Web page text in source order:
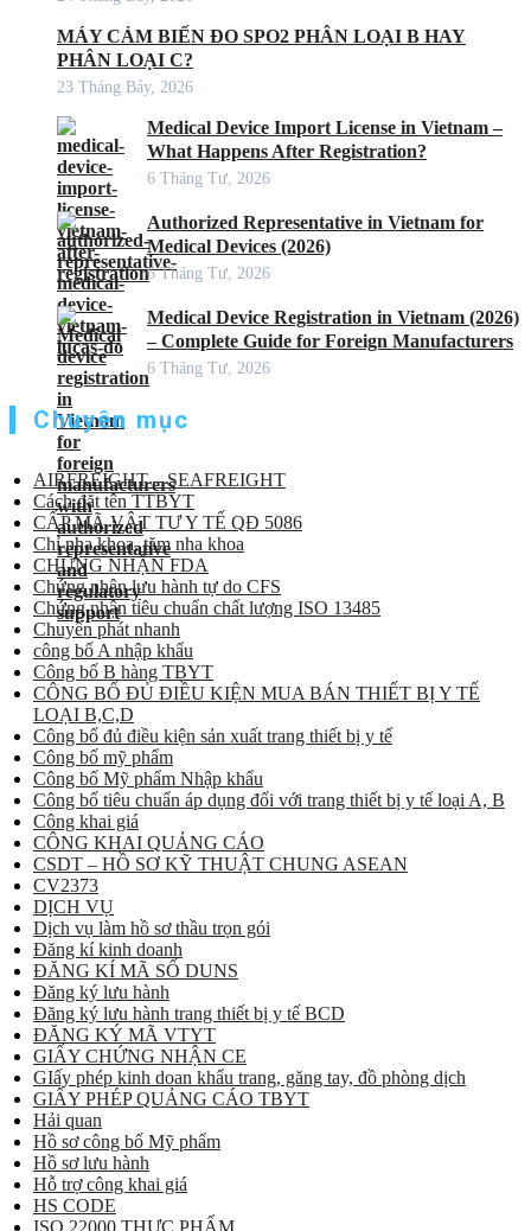
MÁY CẢM BIẾN ĐO SPO2 PHÂN LOẠI B HAY
PHÂN LOẠI C?
23 Tháng Bảy, 2026
Medical Device Import License in Vietnam –
What Happens After Registration?
6 Tháng Tư, 2026
Authorized Representative in Vietnam for
Medical Devices (2026)
6 Tháng Tư, 2026
Medical Device Registration in Vietnam (2026)
– Complete Guide for Foreign Manufacturers
6 Tháng Tư, 2026
Chuyên mục
AIRFREIGHT – SEAFREIGHT
Cách đặt tên TTBYT
CẤP MÃ VẬT TƯ Y TẾ QĐ 5086
Chỉ nha khoa, tăm nha khoa
CHỨNG NHẬN FDA
Chứng nhận lưu hành tự do CFS
Chứng nhận tiêu chuẩn chất lượng ISO 13485
Chuyển phát nhanh
công bố A nhập khẩu
Công bố B hàng TBYT
CÔNG BỐ ĐỦ ĐIỀU KIỆN MUA BÁN THIẾT BỊ Y TẾ
LOẠI B,C,D
Công bố đủ điều kiện sản xuất trang thiết bị y tế
Công bố mỹ phẩm
Công bố Mỹ phẩm Nhập khẩu
Công bố tiêu chuẩn áp dụng đối với trang thiết bị y tế loại A, B
Công khai giá
CÔNG KHAI QUẢNG CÁO
CSDT – HỒ SƠ KỸ THUẬT CHUNG ASEAN
CV2373
DỊCH VỤ
Dịch vụ làm hồ sơ thầu trọn gói
Đăng kí kinh doanh
ĐĂNG KÍ MÃ SỐ DUNS
Đăng ký lưu hành
Đăng ký lưu hành trang thiết bị y tế BCD
ĐĂNG KÝ MÃ VTYT
GIẤY CHỨNG NHẬN CE
GIấy phép kinh doan khẩu trang, găng tay, đồ phòng dịch
GIẤY PHÉP QUẢNG CÁO TBYT
Hải quan
Hồ sơ công bố Mỹ phẩm
Hồ sơ lưu hành
Hỗ trợ công khai giá
HS CODE
ISO 22000 THỰC PHẨM